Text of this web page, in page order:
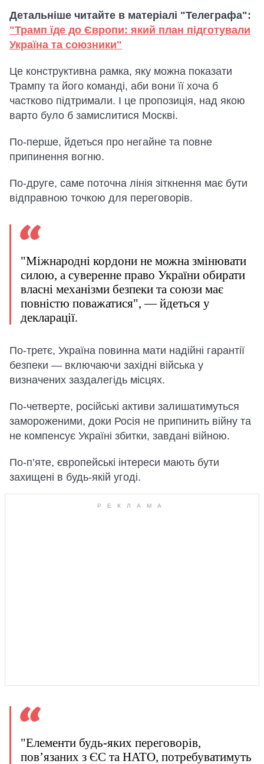
Детальніше читайте в матеріалі "Телеграфа":
"Трамп їде до Європи: який план підготували
Україна та союзники"
Це конструктивна рамка, яку можна показати
Трампу та його команді, аби вони її хоча б
частково підтримали. І це пропозиція, над якою
варто було б замислитися Москві.
По-перше, йдеться про негайне та повне
припинення вогню.
По-друге, саме поточна лінія зіткнення має бути
відправною точкою для переговорів.
"Міжнародні кордони не можна змінювати
силою, а суверенне право України обирати
власні механізми безпеки та союзи має
повністю поважатися", — йдеться у
декларації.
По-третє, Україна повинна мати надійні гарантії
безпеки — включаючи західні війська у
визначених заздалегідь місцях.
По-четверте, російські активи залишатимуться
замороженими, доки Росія не припинить війну та
не компенсує Україні збитки, завдані війною.
По-п’яте, європейські інтереси мають бути
захищені в будь-якій угоді.
"Елементи будь-яких переговорів,
пов’язаних з ЄС та НАТО, потребуватимуть